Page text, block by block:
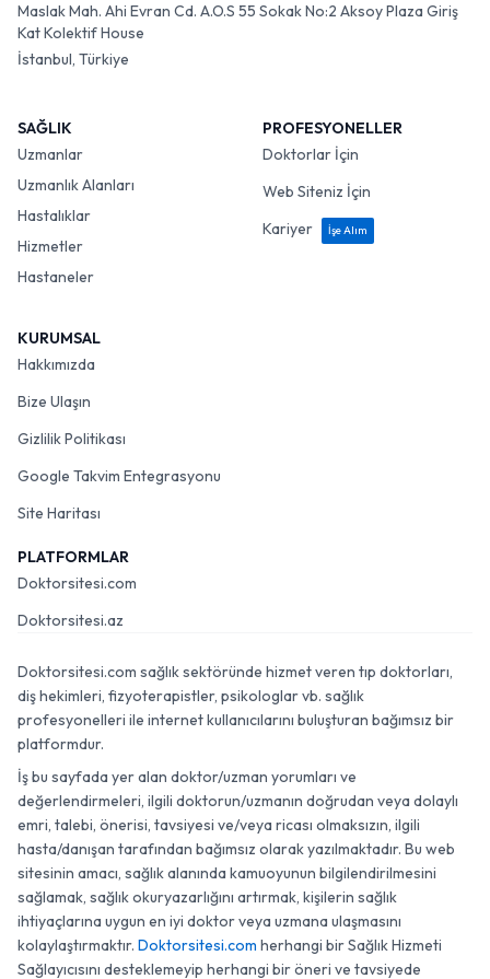
Maslak Mah. Ahi Evran Cd. A.O.S 55 Sokak No:2 Aksoy Plaza Giriş
Kat Kolektif House
İstanbul, Türkiye
SAĞLIK
Uzmanlar
Uzmanlık Alanları
Hastalıklar
Hizmetler
Hastaneler
PROFESYONELLER
Doktorlar İçin
Web Siteniz İçin
Kariyer
İşe Alım
KURUMSAL
Hakkımızda
Bize Ulaşın
Gizlilik Politikası
Google Takvim Entegrasyonu
Site Haritası
PLATFORMLAR
Doktorsitesi.com
Doktorsitesi.az
Doktorsitesi.com sağlık sektöründe hizmet veren tıp doktorları,
diş hekimleri, fizyoterapistler, psikologlar vb. sağlık
profesyonelleri ile internet kullanıcılarını buluşturan bağımsız bir
platformdur.
İş bu sayfada yer alan doktor/uzman yorumları ve
değerlendirmeleri, ilgili doktorun/uzmanın doğrudan veya dolaylı
emri, talebi, önerisi, tavsiyesi ve/veya ricası olmaksızın, ilgili
hasta/danışan tarafından bağımsız olarak yazılmaktadır. Bu web
sitesinin amacı, sağlık alanında kamuoyunun bilgilendirilmesini
sağlamak, sağlık okuryazarlığını artırmak, kişilerin sağlık
ihtiyaçlarına uygun en iyi doktor veya uzmana ulaşmasını
kolaylaştırmaktır. Doktorsitesi.com herhangi bir Sağlık Hizmeti
Sağlayıcısını desteklemeyip herhangi bir öneri ve tavsiyede